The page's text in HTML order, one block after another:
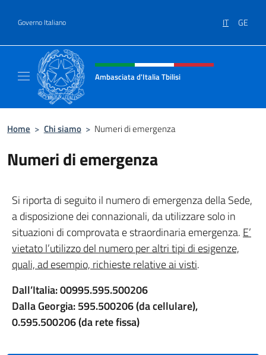
Governo Italiano IT GE
Intestazione sito, social e menù
Ambasciata d'Italia Tbilisi
Home > Chi siamo > Numeri di emergenza
Numeri di emergenza
Si riporta di seguito il numero di emergenza della Sede,
a disposizione dei connazionali, da utilizzare solo in
situazioni di comprovata e straordinaria emergenza. E’
vietato l’utilizzo del numero per altri tipi di esigenze,
quali, ad esempio, richieste relative ai visti.
Dall’Italia: 00995.595.500206
Dalla Georgia: 595.500206 (da cellulare),
0.595.500206 (da rete fissa)